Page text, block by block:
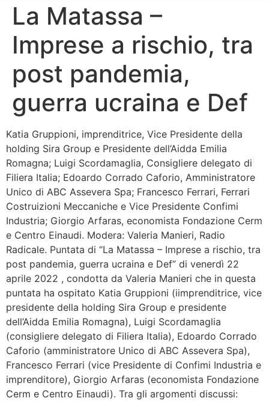
Quelli del Bandolo
Bandolo
Connessioni
Fondazione CERM
Fondazione CERM – Idee
La Matassa –
Imprese a rischio, tra
post pandemia,
guerra ucraina e Def
Katia Gruppioni, imprenditrice, Vice Presidente della
holding Sira Group e Presidente dell’Aidda Emilia
Romagna; Luigi Scordamaglia, Consigliere delegato di
Filiera Italia; Edoardo Corrado Caforio, Amministratore
Unico di ABC Assevera Spa; Francesco Ferrari, Ferrari
Costruizioni Meccaniche e Vice Presidente Confimi
Industria; Giorgio Arfaras, economista Fondazione Cerm
e Centro Einaudi. Modera: Valeria Manieri, Radio
Radicale. Puntata di “La Matassa – Imprese a rischio, tra
post pandemia, guerra ucraina e Def” di venerdì 22
aprile 2022 , condotta da Valeria Manieri che in questa
puntata ha ospitato Katia Gruppioni (iimprenditrice, vice
presidente della holding Sira Group e presidente
dell’Aidda Emilia Romagna), Luigi Scordamaglia
(consigliere delegato di Filiera Italia), Edoardo Corrado
Caforio (amministratore Unico di ABC Assevera Spa),
Francesco Ferrari (vice Presidente di Confimi Industria e
imprenditore), Giorgio Arfaras (economista Fondazione
Cerm e Centro Einaudi). Tra gli argomenti discussi: